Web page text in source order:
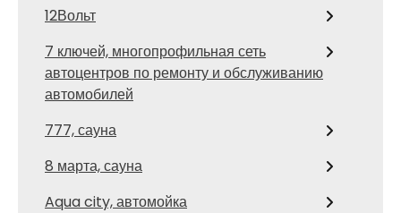
12Вольт
7 ключей, многопрофильная сеть
автоцентров по ремонту и обслуживанию
автомобилей
777, сауна
8 марта, сауна
Aqua city, автомойка